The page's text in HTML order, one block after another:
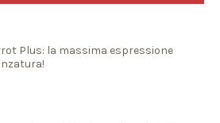
Plus: la massima espressione